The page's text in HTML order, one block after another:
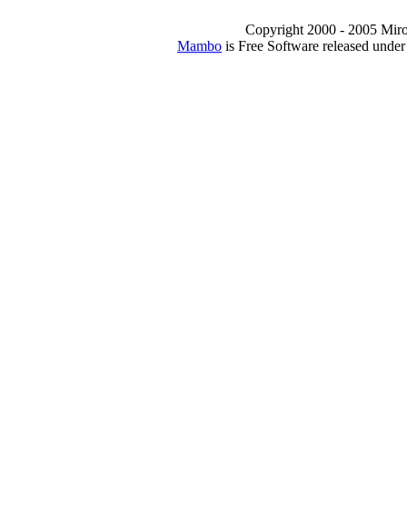
Copyright 2000 - 2005
Mambo is Free Software released